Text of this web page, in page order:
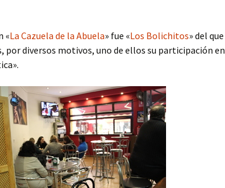
«La Cazuela de la Abuela» fue «Los Bolichitos» del
por diversos motivos, uno de ellos su participación